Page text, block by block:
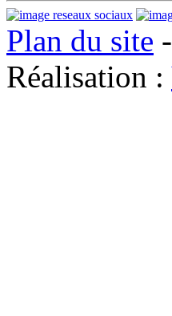
Plan du site -
Réalisation :